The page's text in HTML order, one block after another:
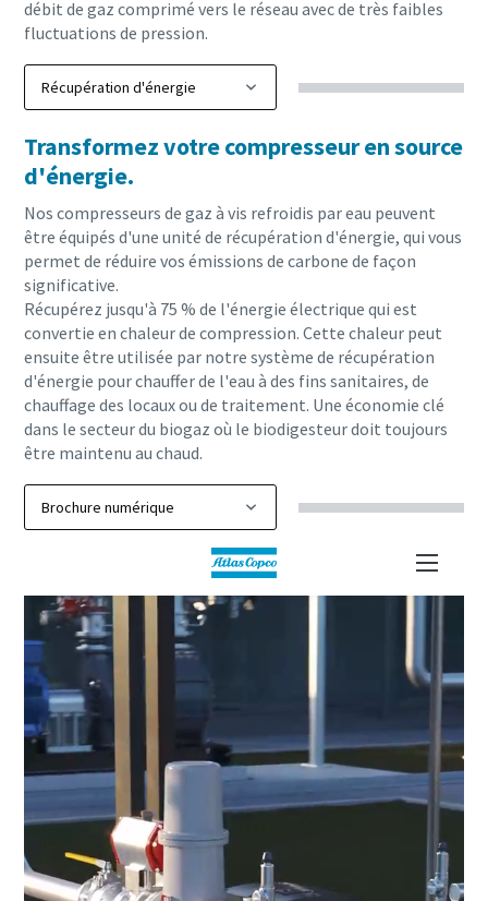
débit de gaz comprimé vers le réseau avec de très faibles
fluctuations de pression.
Transformez votre compresseur en source
d'énergie.
Nos compresseurs de gaz à vis refroidis par eau peuvent
être équipés d'une unité de récupération d'énergie, qui vous
permet de réduire vos émissions de carbone de façon
significative.
Récupérez jusqu'à 75 % de l'énergie électrique qui est
convertie en chaleur de compression. Cette chaleur peut
ensuite être utilisée par notre système de récupération
d'énergie pour chauffer de l'eau à des fins sanitaires, de
chauffage des locaux ou de traitement. Une économie clé
dans le secteur du biogaz où le biodigesteur doit toujours
être maintenu au chaud.